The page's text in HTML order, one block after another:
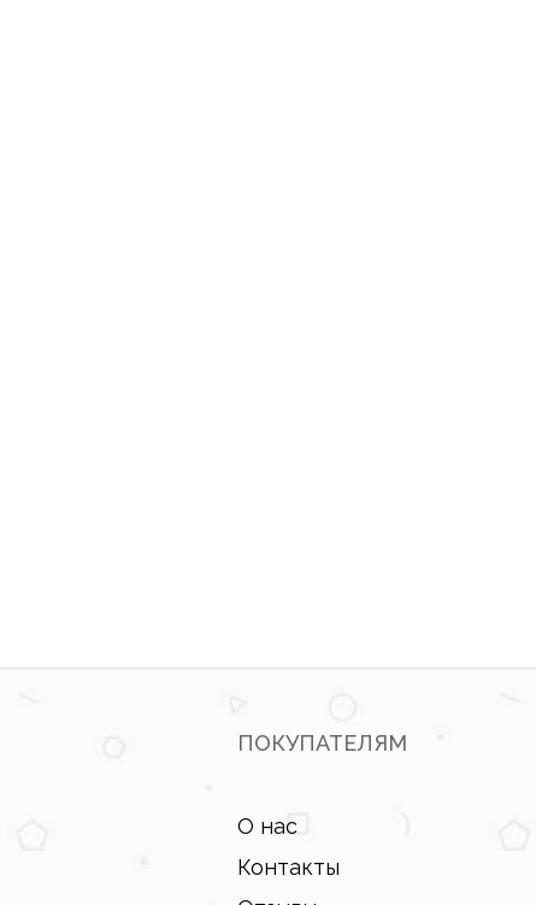
ПОКУПАТЕЛЯМ
О нас
Контакты